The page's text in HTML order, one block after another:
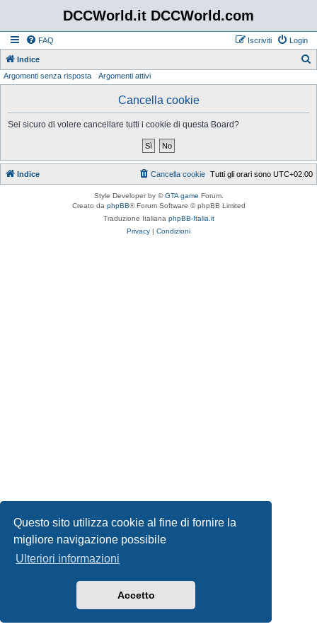
Questo sito utilizza cookie al fine di fornire la
migliore navigazione possibile
Ulteriori informazioni
Accetto
DCCWorld.it DCCWorld.com
FAQ Login
Iscriviti
Indice
Argomenti senza risposta Argomenti attivi
Cancella cookie
Sei sicuro di volere cancellare tutti i cookie di questa Board?
Indice Tutti gli orari sono UTC+02:00
Cancella cookie
Style Developer by ©GTA game Forum.
Creato da phpBB® Forum Software © phpBB Limited
Traduzione Italiana phpBB-Italia.it
Privacy | Condizioni